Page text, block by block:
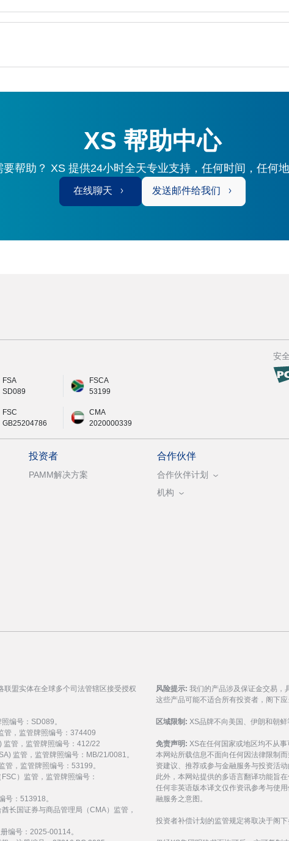
XS 帮助中心
要帮助？ XS 提供24小时全天专业支持，任何时间，任何
在线聊天 发送邮件给我们
FSA
SD089
FSCA
53199
FSC
GB25204786
CMA
2020000339
安
投资者
PAMM解决方案
合作伙伴
合作伙伴计划
机构
盟实体在全球多个司法管辖区接受授权
编号：SD089。
管，监管牌照编号：374409
监管，监管牌照编号：412/22
监管，监管牌照编号：MB/21/0081。
管，监管牌照编号：53199。
）监管，监管牌照编号：
号：513918。
长国证券与商品管理局（CMA）监管，
编号：2025-00114。
风险提示: 我们的产品涉及保证金交易，
这些产品可能不适合所有投资者，阁下
区域限制: XS品牌不向美国、伊朗和朝
免责声明: XS在任何国家或地区均不从
本网站所载信息不面向任何因法律限制
资建议、推荐或参与金融服务与投资活
此外，本网站提供的多语言翻译功能旨
任何非英语版本译文仅作资讯参考与使
融服务之意图。
投资者补偿计划的监管规定将取决于阁